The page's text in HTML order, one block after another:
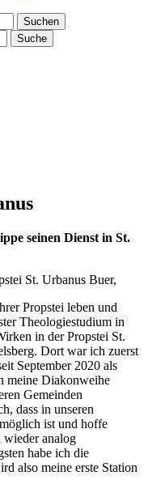
seinen Dienst in St.
St. Urbanus Buer,
Propstei leben und
Theologiestudium in
in der Propstei St.
Dort war ich zuerst
September 2020 als
meine Diakonweihe
Gemeinden
dass in unseren
ist und hoffe
wieder analog
habe ich die
also meine erste Station